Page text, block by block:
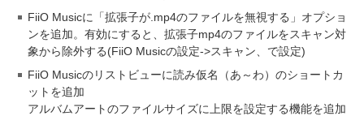
FiiO Musicに「拡張子が.mp4のファイルを無視する」オプショ
ンを追加。有効にすると、拡張子mp4のファイルをスキャン対
象から除外する(FiiO Musicの設定->スキャン、で設定)
FiiO Musicのリストビューに読み仮名（あ～わ）のショートカ
ットを追加
アルバムアートのファイルサイズに上限を設定する機能を追加